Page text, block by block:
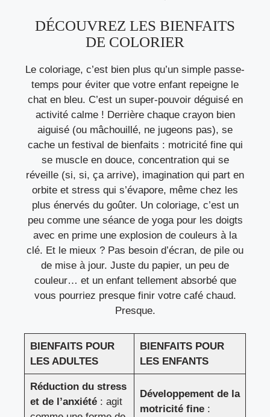
DÉCOUVREZ LES BIENFAITS
DE COLORIER
Le coloriage, c’est bien plus qu’un simple passe-
temps pour éviter que votre enfant repeigne le
chat en bleu. C’est un super-pouvoir déguisé en
activité calme ! Derrière chaque crayon bien
aiguisé (ou mâchouillé, ne jugeons pas), se
cache un festival de bienfaits : motricité fine qui
se muscle en douce, concentration qui se
réveille (si, si, ça arrive), imagination qui part en
orbite et stress qui s’évapore, même chez les
plus énervés du goûter. Un coloriage, c’est un
peu comme une séance de yoga pour les doigts
avec en prime une explosion de couleurs à la
clé. Et le mieux ? Pas besoin d’écran, de pile ou
de mise à jour. Juste du papier, un peu de
couleur… et un enfant tellement absorbé que
vous pourriez presque finir votre café chaud.
Presque.
BIENFAITS POUR
LES ADULTES
BIENFAITS POUR
LES ENFANTS
Réduction du stress
et de l’anxiété: agit
Développement de la
motricité fine: